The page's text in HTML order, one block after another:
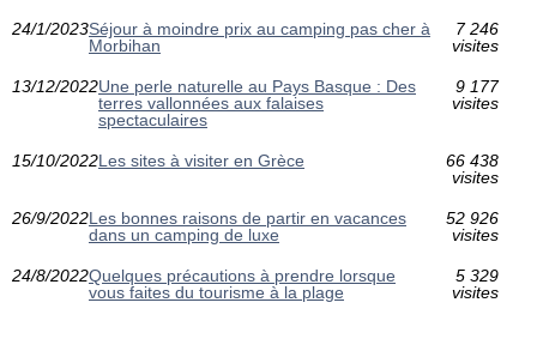
24/1/2023Séjour à moindre prix au camping pas cher à
Morbihan
7 246
visites
13/12/2022Une perle naturelle au Pays Basque : Des
terres vallonnées aux falaises
spectaculaires
9 177
visites
15/10/2022Les sites à visiter en Grèce
66 438
visites
26/9/2022Les bonnes raisons de partir en vacances
dans un camping de luxe
52 926
visites
24/8/2022Quelques précautions à prendre lorsque
vous faites du tourisme à la plage
5 329
visites